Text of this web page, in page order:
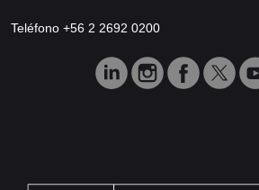
Teléfono +56 2 2692 0200